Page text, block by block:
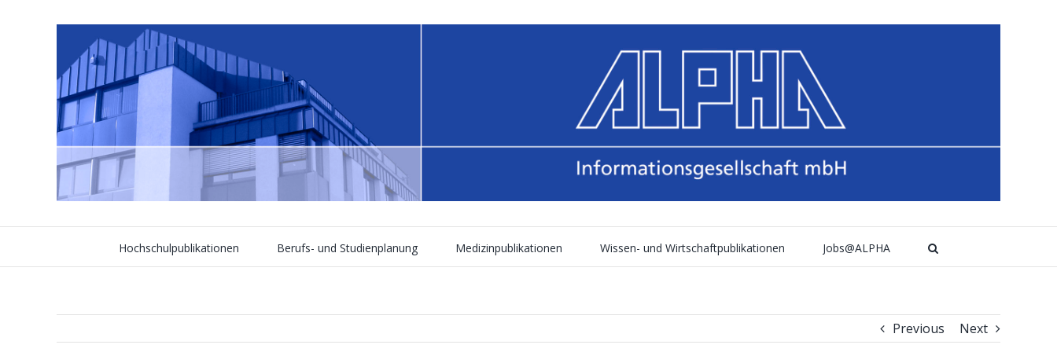
Hochschulpublikationen Berufs- und Studienplanung Medizinpublikationen Wissen- und Wirtschaftpublikationen Jobs@ALPHA
Previous Next